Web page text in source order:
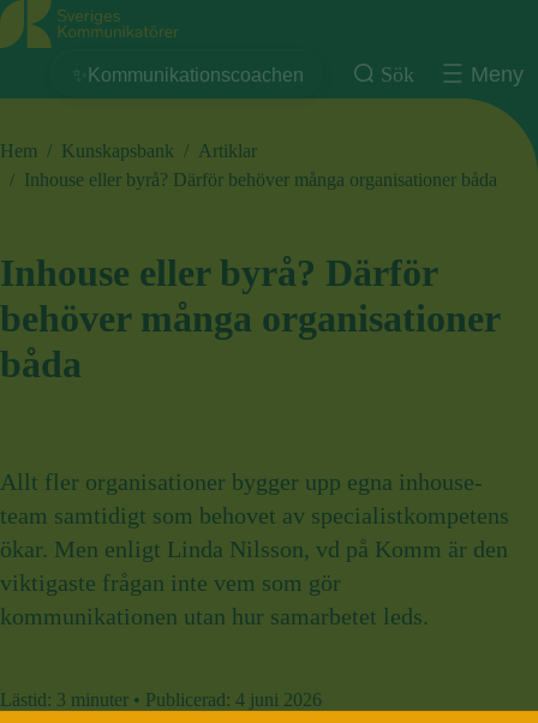
Sveriges Kommunikatörer
✨Kommunikationscoachen Sök Meny
Hem / Kunskapsbank / Artiklar
/ Inhouse eller byrå? Därför behöver många organisationer båda
Inhouse eller byrå? Därför
behöver många organisationer
båda
Allt fler organisationer bygger upp egna inhouse-
team samtidigt som behovet av specialistkompetens
ökar. Men enligt Linda Nilsson, vd på Komm är den
viktigaste frågan inte vem som gör
kommunikationen utan hur samarbetet leds.
Lästid: 3 minuter • Publicerad: 4 juni 2026